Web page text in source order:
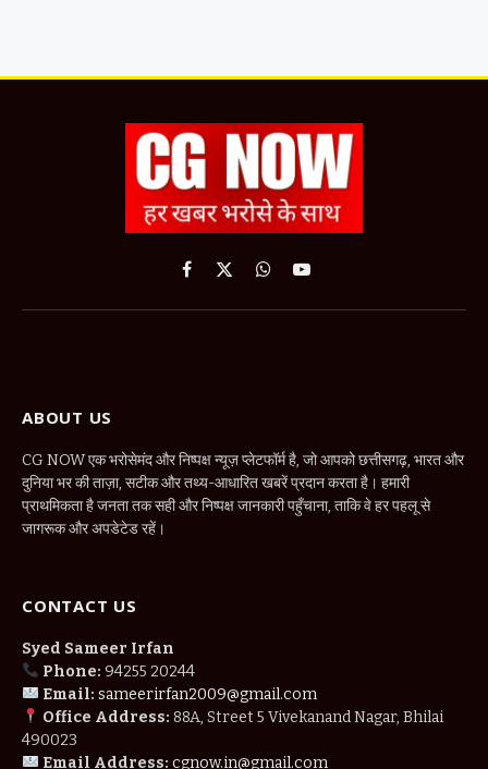
Facebook
X
WhatsApp
YouTube
ABOUT US
CG NOW एक भरोसेमंद और निष्पक्ष न्यूज़ प्लेटफॉर्म है, जो आपको छत्तीसगढ़, भारत और
दुनिया भर की ताज़ा, सटीक और तथ्य-आधारित खबरें प्रदान करता है। हमारी
प्राथमिकता है जनता तक सही और निष्पक्ष जानकारी पहुँचाना, ताकि वे हर पहलू से
जागरूक और अपडेटेड रहें।
CONTACT US
Syed Sameer Irfan
Phone: 94255 20244
Email: sameerirfan2009@gmail.com
Office Address: 88A, Street 5 Vivekanand Nagar, Bhilai
490023
Email Address: cgnow.in@gmail.com